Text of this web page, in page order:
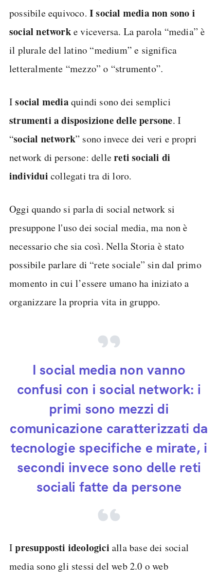
possibile equivoco. I social media non sono i
social networke viceversa. La parola “media” è
il plurale del latino “medium” e significa
letteralmente “mezzo” o “strumento”.
Isocial mediaquindi sono dei semplici
strumenti a disposizione delle persone. I
“social network” sono invece dei veri e propri
network di persone: dellereti sociali di
individui collegati tra di loro.
Oggi quando si parla di social network si
presuppone l'uso dei social media, ma non è
necessario che sia così. Nella Storia è stato
possibile parlare di “rete sociale” sin dal primo
momento in cui l’essere umano ha iniziato a
organizzare la propria vita in gruppo.
I social media non vanno
confusi con i social network: i
primi sono mezzi di
comunicazione caratterizzati da
tecnologie specifiche e mirate, i
secondi invece sono delle reti
sociali fatte da persone
Ipresupposti ideologici alla base dei social
media sono gli stessi del web 2.0 o web